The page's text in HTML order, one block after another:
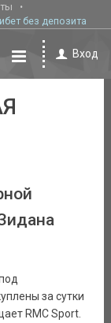
без депозита
Вход
за сутки
RMC Sport.